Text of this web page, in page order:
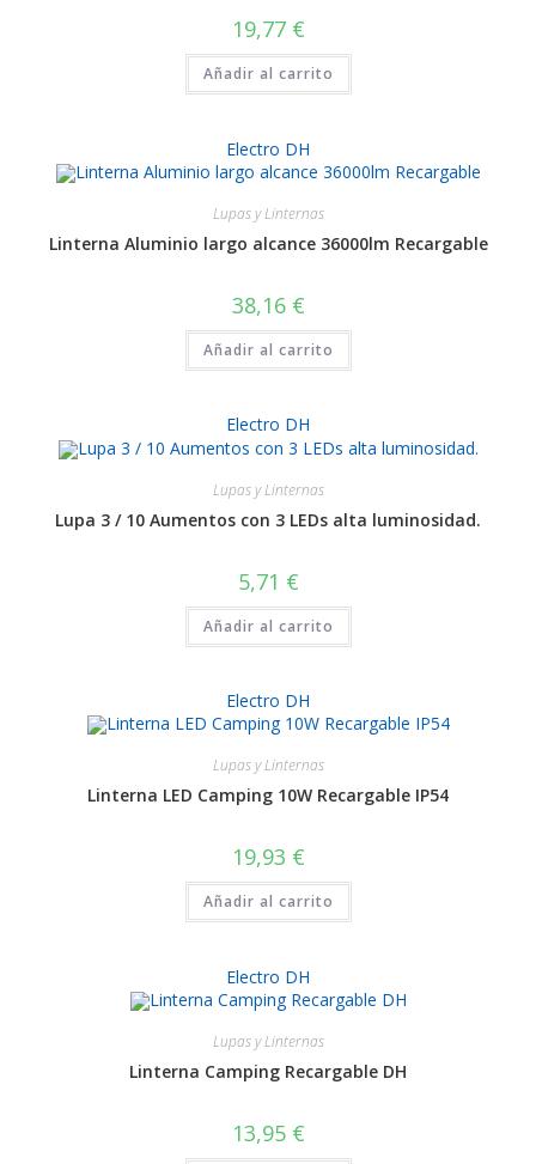
19,77 €
Añadir al carrito
Electro DH
Lupas y Linternas
Linterna Aluminio largo alcance 36000lm Recargable
38,16 €
Añadir al carrito
Electro DH
Lupas y Linternas
Lupa 3 / 10 Aumentos con 3 LEDs alta luminosidad.
5,71 €
Añadir al carrito
Electro DH
Lupas y Linternas
Linterna LED Camping 10W Recargable IP54
19,93 €
Añadir al carrito
Electro DH
Lupas y Linternas
Linterna Camping Recargable DH
13,95 €